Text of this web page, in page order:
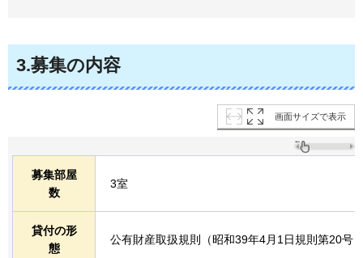
3.募集の内容
画面サイズで表示
募集部屋
数
3室
貸付の形
態
公有財産取扱規則（昭和39年4月1日規則第20号